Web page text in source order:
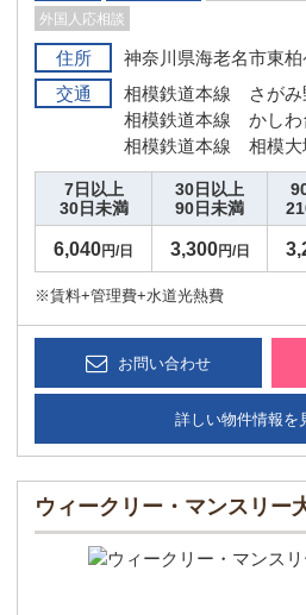
外国人応相談
住所
神奈川県海老名市東
交通
相模鉄道本線 さが
相模鉄道本線 かし
相模鉄道本線 相模
7日以上
30日未満
30日以上
90日未満
6,040円/日 3,300円/日
※賃料+管理費+水道光熱費
お問い合わせ
詳しい物件情報を
ウィークリー・マンスリー